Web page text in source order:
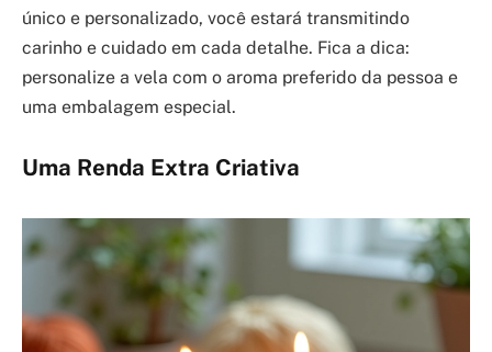
único e personalizado, você estará transmitindo
carinho e cuidado em cada detalhe. Fica a dica:
personalize a vela com o aroma preferido da pessoa e
uma embalagem especial.
Uma Renda Extra Criativa